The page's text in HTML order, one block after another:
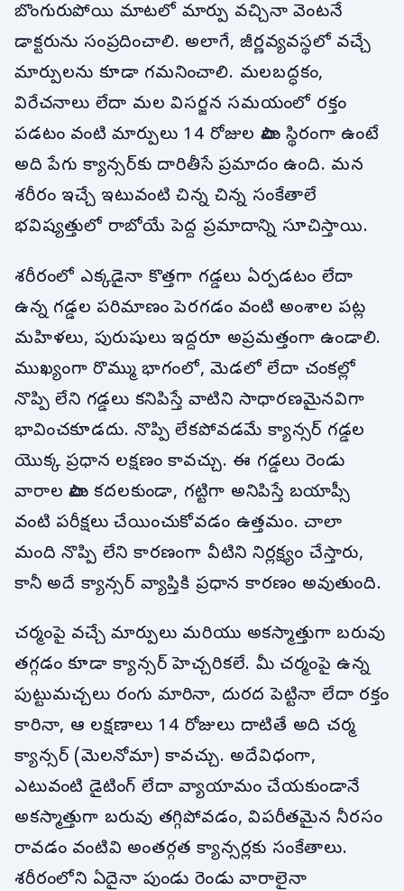
బొంగురుపోయి మాటలో మార్పు వచ్చినా వెంటనే
డాక్టరును సంప్రదించాలి. అలాగే, జీర్ణవ్యవస్థలో వచ్చే
మార్పులను కూడా గమనించాలి. మలబద్ధకం,
విరేచనాలు లేదా మల విసర్జన సమయంలో రక్తం
పడటం వంటి మార్పులు 14 రోజుల పాటు స్థిరంగా ఉంటే
అది పేగు క్యాన్సర్‌కు దారితీసే ప్రమాదం ఉంది. మన
శరీరం ఇచ్చే ఇటువంటి చిన్న చిన్న సంకేతాలే
భవిష్యత్తులో రాబోయే పెద్ద ప్రమాదాన్ని సూచిస్తాయి.
శరీరంలో ఎక్కడైనా కొత్తగా గడ్డలు ఏర్పడటం లేదా
ఉన్న గడ్డల పరిమాణం పెరగడం వంటి అంశాల పట్ల
మహిళలు, పురుషులు ఇద్దరూ అప్రమత్తంగా ఉండాలి.
ముఖ్యంగా రొమ్ము భాగంలో, మెడలో లేదా చంకల్లో
నొప్పి లేని గడ్డలు కనిపిస్తే వాటిని సాధారణమైనవిగా
భావించకూడదు. నొప్పి లేకపోవడమే క్యాన్సర్ గడ్డల
యొక్క ప్రధాన లక్షణం కావచ్చు. ఈ గడ్డలు రెండు
వారాల పాటు కదలకుండా, గట్టిగా అనిపిస్తే బయాప్సీ
వంటి పరీక్షలు చేయించుకోవడం ఉత్తమం. చాలా
మంది నొప్పి లేని కారణంగా వీటిని నిర్లక్ష్యం చేస్తారు,
కానీ అదే క్యాన్సర్ వ్యాప్తికి ప్రధాన కారణం అవుతుంది.
చర్మంపై వచ్చే మార్పులు మరియు అకస్మాత్తుగా బరువు
తగ్గడం కూడా క్యాన్సర్ హెచ్చరికలే. మీ చర్మంపై ఉన్న
పుట్టుమచ్చలు రంగు మారినా, దురద పెట్టినా లేదా రక్తం
కారినా, ఆ లక్షణాలు 14 రోజులు దాటితే అది చర్మ
క్యాన్సర్ (మెలనోమా) కావచ్చు. అదేవిధంగా,
ఎటువంటి డైటింగ్ లేదా వ్యాయామం చేయకుండానే
అకస్మాత్తుగా బరువు తగ్గిపోవడం, విపరీతమైన నీరసం
రావడం వంటివి అంతర్గత క్యాన్సర్లకు సంకేతాలు.
శరీరంలోని ఏదైనా పుండు రెండు వారాలైనా